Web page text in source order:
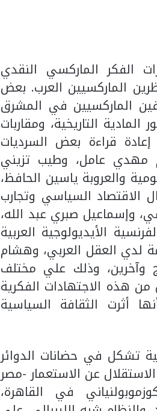
الفكر الماركسي النقدي
الماركسيين العرب. بعض
الماركسيين في المشرق
التاريخية، ومقاربات
إعادة قراءة بعض السرديات
مهدي عامل، وطيب تزيني
والعروبة ياسين الحافظ،
الاقتصاد السياسي وتجارب
وإسماعيل صبري عبد الله،
الأيديولوجية العربية
هزيمة يونيو ١٩٦٧، وأحدث صدمة لدي العقل العربي، وهشام
وآخرين، وذلك علي مختلف
هذه الاجتهادات الفكرية
أثرت الثقافة السياسية
تشكل في حضانات الدوائر
عن الاستعمار -مصر
في القاهرة،